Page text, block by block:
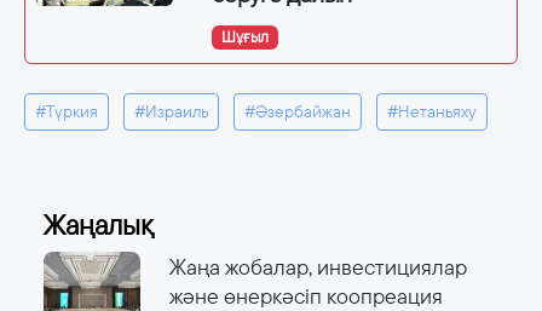
Шұғыл
#Түркия #Израиль #Әзербайжан #Нетаньяху
Жаңалық
Жаңа жобалар, инвестициялар
және өнеркәсіп коопреация